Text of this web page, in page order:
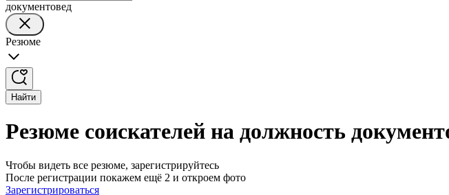
документовед
Резюме
Найти
Резюме соискателей на должность
Чтобы видеть все резюме, зарегистрируйтесь
После регистрации покажем ещё 2 и откроем фото
Зарегистрироваться